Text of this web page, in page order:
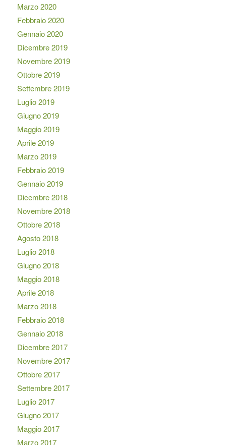
Marzo 2020
Febbraio 2020
Gennaio 2020
Dicembre 2019
Novembre 2019
Ottobre 2019
Settembre 2019
Luglio 2019
Giugno 2019
Maggio 2019
Aprile 2019
Marzo 2019
Febbraio 2019
Gennaio 2019
Dicembre 2018
Novembre 2018
Ottobre 2018
Agosto 2018
Luglio 2018
Giugno 2018
Maggio 2018
Aprile 2018
Marzo 2018
Febbraio 2018
Gennaio 2018
Dicembre 2017
Novembre 2017
Ottobre 2017
Settembre 2017
Luglio 2017
Giugno 2017
Maggio 2017
Marzo 2017